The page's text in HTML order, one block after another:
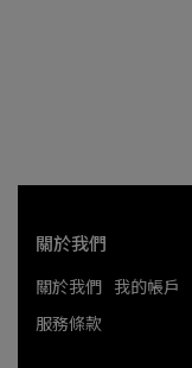
關於我們
關於我們 我的帳戶
服務條款